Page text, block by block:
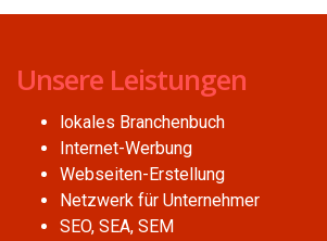
Unsere Leistungen
lokales Branchenbuch
Internet-Werbung
Webseiten-Erstellung
Netzwerk für Unternehmer
SEO, SEA, SEM